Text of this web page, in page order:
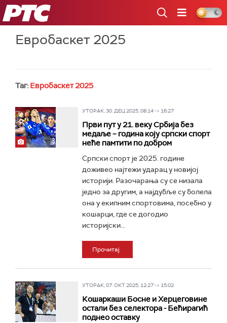
РТС
Евробаскет 2025
Таг: Евробаскет 2025
УТОРАК, 30. ДЕЦ 2025, 08:14 -> 16:27
Први пут у 21. веку Србија без
медаље – година коју српски спорт
неће памтити по добром
Српски спорт је 2025. године
доживео најтежи ударац у новијој
историји. Разочарања су се низала
једно за другим, а најдубље су болела
она у екипним спортовима, посебно у
кошарци, где се догодио
историјски...
Прочитај
УТОРАК, 07. ОКТ 2025, 12:27 -> 15:02
Кошаркаши Босне и Херцеговине
остали без селектора - Бећирагић
поднео оставку